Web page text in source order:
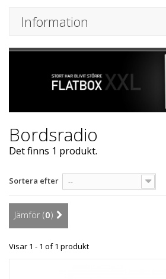
Information
Bordsradio
Det finns 1 produkt.
Sortera efter --
Jämför (0)
Visar 1 - 1 of 1 produkt